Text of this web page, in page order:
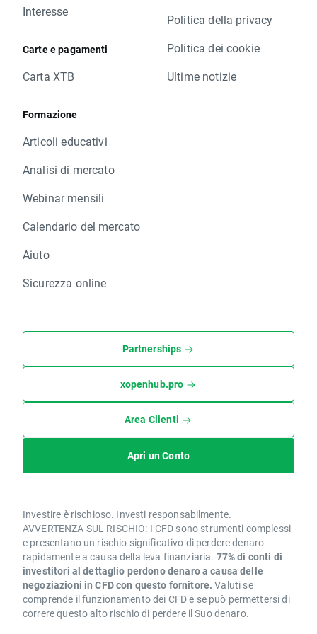
Interesse
Carte e pagamenti
Carta XTB
Formazione
Articoli educativi
Analisi di mercato
Webinar mensili
Calendario del mercato
Aiuto
Sicurezza online
Politica della privacy
Politica dei cookie
Ultime notizie
Partnerships
xopenhub.pro
Area Clienti
Apri un Conto
Investire è rischioso. Investi responsabilmente.
AVVERTENZA SUL RISCHIO: I CFD sono strumenti complessi
e presentano un rischio significativo di perdere denaro
rapidamente a causa della leva finanziaria. 77% di conti di
investitori al dettaglio perdono denaro a causa delle
negoziazioni in CFD con questo fornitore. Valuti se
comprende il funzionamento dei CFD e se può permettersi di
correre questo alto rischio di perdere il Suo denaro.